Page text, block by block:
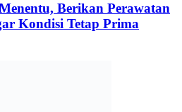
Berikan Perawatan
Kondisi Tetap Prima